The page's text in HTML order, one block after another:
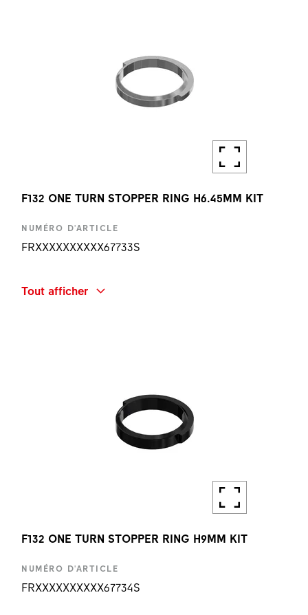
F132 ONE TURN STOPPER RING H6.45MM KIT
NUMÉRO D'ARTICLE
FRXXXXXXXXXX67733S
F132 ONE TURN STOPPER RING H6.45MM KIT
Tout afficher
F132 ONE TURN STOPPER RING H9MM KIT
NUMÉRO D'ARTICLE
FRXXXXXXXXXX67734S